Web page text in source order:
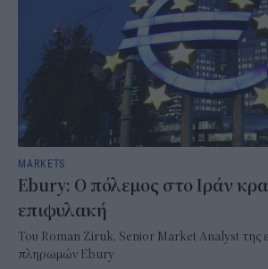
MARKETS
Ebury: Ο πόλεμος στο Ιράν
επιφυλακή
Του Roman Ziruk, Senior Market Analyst της
πληρωμών Ebury